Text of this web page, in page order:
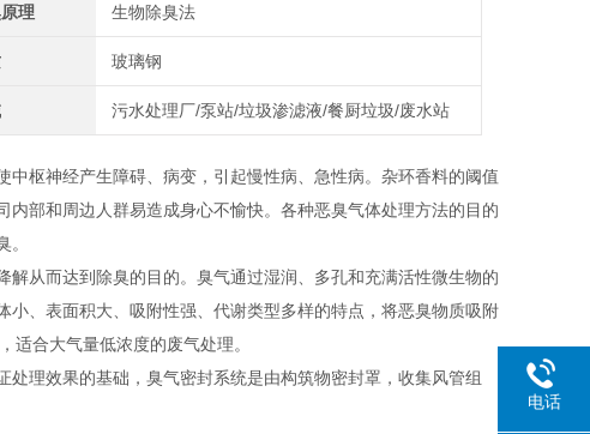
理 生物除臭法
玻璃钢
污水处理厂/泵站/垃圾渗滤液/餐厨垃圾/废水站
枢神经产生障碍、病变，引起慢性病、急性病。杂环香料的阈值
部和周边人群易造成身心不愉快。各种恶臭气体处理方法的目的
从而达到除臭的目的。臭气通过湿润、多孔和充满活性微生物的
、表面积大、吸附性强、代谢类型多样的特点，将恶臭物质吸附
适合大气量低浓度的废气处理。
理效果的基础，臭气密封系统是由构筑物密封罩，收集风管组
电话